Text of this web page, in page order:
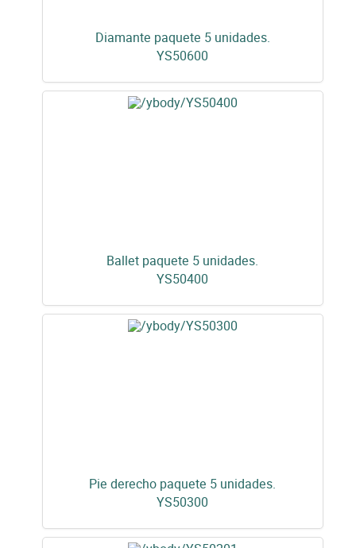
Diamante paquete 5 unidades.
YS50600
Ballet paquete 5 unidades.
YS50400
Pie derecho paquete 5 unidades.
YS50300